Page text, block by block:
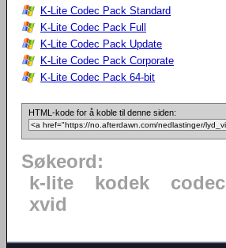
K-Lite Codec Pack Standard
K-Lite Codec Pack Full
K-Lite Codec Pack Update
K-Lite Codec Pack Corporate
K-Lite Codec Pack 64-bit
HTML-kode for å koble til denne siden:
Søkeord:
k-lite
kodek codec
xvid